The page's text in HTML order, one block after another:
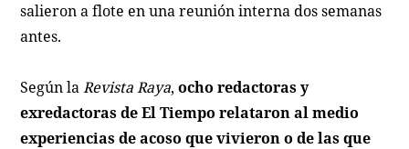
salieron a flote en una reunión interna dos semanas
antes.
Según laRevista Raya,ocho redactoras y
exredactoras deEl Tiempo relataron al medio
experiencias de acoso que vivieron o de las que